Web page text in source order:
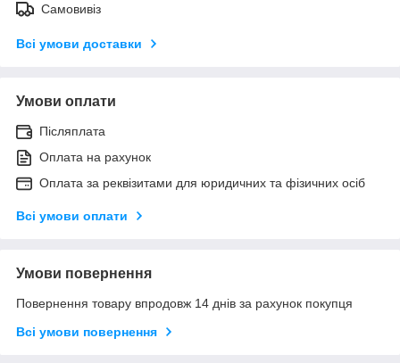
Самовивіз
Всі умови доставки
Умови оплати
Післяплата
Оплата на рахунок
Оплата за реквізитами для юридичних та фізичних осіб
Всі умови оплати
Умови повернення
Повернення товару впродовж 14 днів за рахунок покупця
Всі умови повернення